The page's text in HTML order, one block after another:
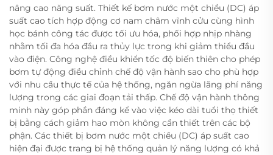
nâng cao năng suất. Thiết kế bơm nước một chiều (DC) áp
suất cao tích hợp động cơ nam châm vĩnh cửu cùng hình
học bánh công tác được tối ưu hóa, phối hợp nhịp nhàng
nhằm tối đa hóa đầu ra thủy lực trong khi giảm thiểu đầu
vào điện. Công nghệ điều khiển tốc độ biến thiên cho phép
bơm tự động điều chỉnh chế độ vận hành sao cho phù hợp
với nhu cầu thực tế của hệ thống, ngăn ngừa lãng phí năng
lượng trong các giai đoạn tải thấp. Chế độ vận hành thông
minh này góp phần đáng kể vào việc kéo dài tuổi thọ thiết
bị bằng cách giảm hao mòn không cần thiết trên các bộ
phận. Các thiết bị bơm nước một chiều (DC) áp suất cao
hiện đại được trang bị hệ thống quản lý năng lượng có khả